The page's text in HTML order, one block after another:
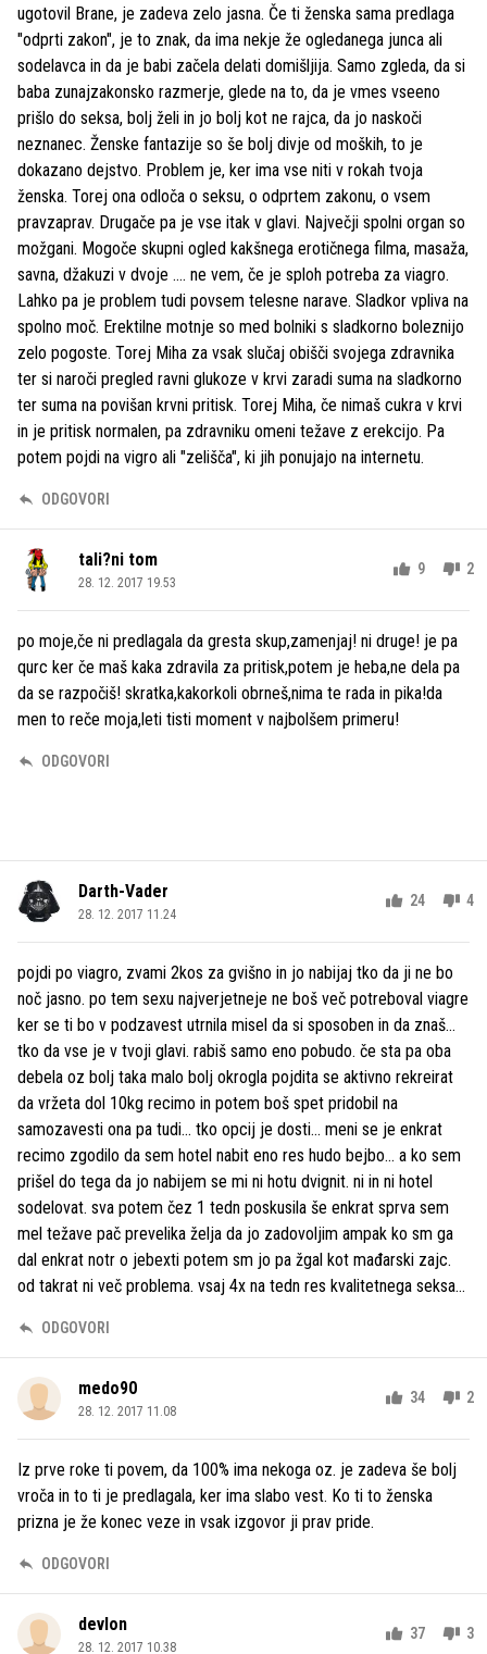
ugotovil Brane, je zadeva zelo jasna. Če ti ženska sama predlaga
"odprti zakon", je to znak, da ima nekje že ogledanega junca ali
sodelavca in da je babi začela delati domišljija. Samo zgleda, da si
baba zunajzakonsko razmerje, glede na to, da je vmes vseeno
prišlo do seksa, bolj želi in jo bolj kot ne rajca, da jo naskoči
neznanec. Ženske fantazije so še bolj divje od moških, to je
dokazano dejstvo. Problem je, ker ima vse niti v rokah tvoja
ženska. Torej ona odloča o seksu, o odprtem zakonu, o vsem
pravzaprav. Drugače pa je vse itak v glavi. Največji spolni organ so
možgani. Mogoče skupni ogled kakšnega erotičnega filma, masaža,
savna, džakuzi v dvoje .... ne vem, če je sploh potreba za viagro.
Lahko pa je problem tudi povsem telesne narave. Sladkor vpliva na
spolno moč. Erektilne motnje so med bolniki s sladkorno boleznijo
zelo pogoste. Torej Miha za vsak slučaj obišči svojega zdravnika
ter si naroči pregled ravni glukoze v krvi zaradi suma na sladkorno
ter suma na povišan krvni pritisk. Torej Miha, če nimaš cukra v krvi
in je pritisk normalen, pa zdravniku omeni težave z erekcijo. Pa
potem pojdi na vigro ali "zelišča", ki jih ponujajo na internetu.
ODGOVORI
tali?ni tom
28. 12. 2017 19.53
9 2
po moje,če ni predlagala da gresta skup,zamenjaj! ni druge! je pa
qurc ker če maš kaka zdravila za pritisk,potem je heba,ne dela pa
da se razpočiš! skratka,kakorkoli obrneš,nima te rada in pika!da
men to reče moja,leti tisti moment v najbolšem primeru!
ODGOVORI
Darth-Vader
28. 12. 2017 11.24
24 4
pojdi po viagro, zvami 2kos za gvišno in jo nabijaj tko da ji ne bo
noč jasno. po tem sexu najverjetneje ne boš več potreboval viagre
ker se ti bo v podzavest utrnila misel da si sposoben in da znaš...
tko da vse je v tvoji glavi. rabiš samo eno pobudo. če sta pa oba
debela oz bolj taka malo bolj okrogla pojdita se aktivno rekreirat
da vržeta dol 10kg recimo in potem boš spet pridobil na
samozavesti ona pa tudi... tko opcij je dosti... meni se je enkrat
recimo zgodilo da sem hotel nabit eno res hudo bejbo... a ko sem
prišel do tega da jo nabijem se mi ni hotu dvignit. ni in ni hotel
sodelovat. sva potem čez 1 tedn poskusila še enkrat sprva sem
mel težave pač prevelika želja da jo zadovoljim ampak ko sm ga
dal enkrat notr o jebexti potem sm jo pa žgal kot mađarski zajc.
od takrat ni več problema. vsaj 4x na tedn res kvalitetnega seksa...
ODGOVORI
medo90
28. 12. 2017 11.08
34 2
Iz prve roke ti povem, da 100% ima nekoga oz. je zadeva še bolj
vroča in to ti je predlagala, ker ima slabo vest. Ko ti to ženska
prizna je že konec veze in vsak izgovor ji prav pride.
ODGOVORI
devlon
28. 12. 2017 10.38
37 3